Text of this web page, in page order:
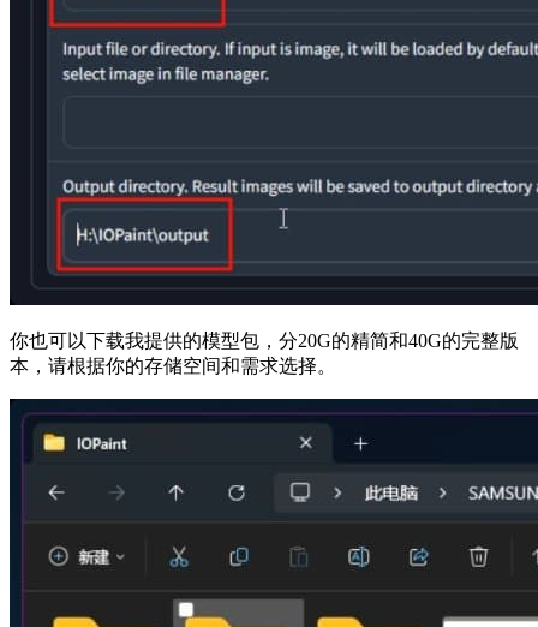
你也可以下载我提供的模型包，分20G的精简和40G的完整版
本，请根据你的存储空间和需求选择。